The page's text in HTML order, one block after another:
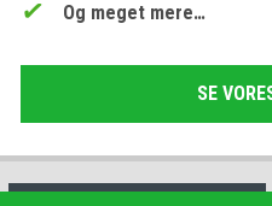
Og meget mere…
SE